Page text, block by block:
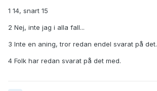
1 14, snart 15
2 Nej, inte jag i alla fall...
3 Inte en aning, tror redan endel svarat på det.
4 Folk har redan svarat på det med.